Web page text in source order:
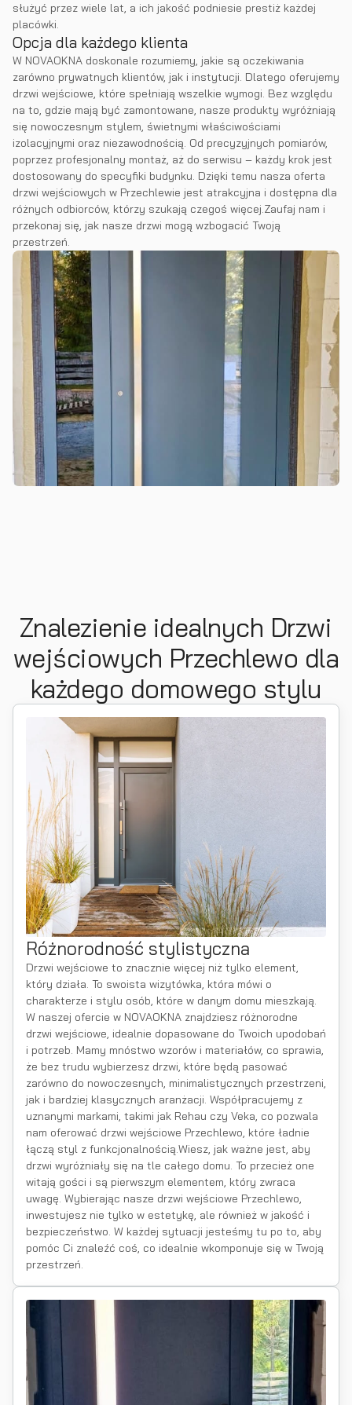
służyć przez wiele lat, a ich jakość podniesie prestiż każdej
placówki.
Opcja dla każdego klienta
W NOVAOKNA doskonale rozumiemy, jakie są oczekiwania
zarówno prywatnych klientów, jak i instytucji. Dlatego oferujemy
drzwi wejściowe, które spełniają wszelkie wymogi. Bez względu
na to, gdzie mają być zamontowane, nasze produkty wyróżniają
się nowoczesnym stylem, świetnymi właściwościami
izolacyjnymi oraz niezawodnością. Od precyzyjnych pomiarów,
poprzez profesjonalny montaż, aż do serwisu – każdy krok jest
dostosowany do specyfiki budynku. Dzięki temu nasza oferta
drzwi wejściowych w Przechlewie jest atrakcyjna i dostępna dla
różnych odbiorców, którzy szukają czegoś więcej.Zaufaj nam i
przekonaj się, jak nasze drzwi mogą wzbogacić Twoją
przestrzeń.
Znalezienie idealnych Drzwi
wejściowych Przechlewo dla
każdego domowego stylu
Różnorodność stylistyczna
Drzwi wejściowe to znacznie więcej niż tylko element,
który działa. To swoista wizytówka, która mówi o
charakterze i stylu osób, które w danym domu mieszkają.
W naszej ofercie w NOVAOKNA znajdziesz różnorodne
drzwi wejściowe, idealnie dopasowane do Twoich upodobań
i potrzeb. Mamy mnóstwo wzorów i materiałów, co sprawia,
że bez trudu wybierzesz drzwi, które będą pasować
zarówno do nowoczesnych, minimalistycznych przestrzeni,
jak i bardziej klasycznych aranżacji. Współpracujemy z
uznanymi markami, takimi jak Rehau czy Veka, co pozwala
nam oferować drzwi wejściowe Przechlewo, które ładnie
łączą styl z funkcjonalnością.Wiesz, jak ważne jest, aby
drzwi wyróżniały się na tle całego domu. To przecież one
witają gości i są pierwszym elementem, który zwraca
uwagę. Wybierając nasze drzwi wejściowe Przechlewo,
inwestujesz nie tylko w estetykę, ale również w jakość i
bezpieczeństwo. W każdej sytuacji jesteśmy tu po to, aby
pomóc Ci znaleźć coś, co idealnie wkomponuje się w Twoją
przestrzeń.